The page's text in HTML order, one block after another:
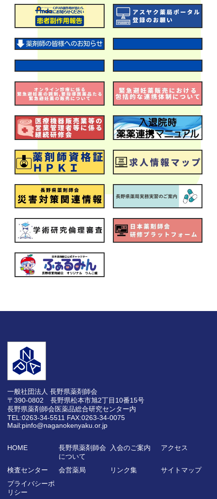
一般社団法人 長野県薬剤師会
〒390-0802 長野県松本市旭2丁目10番15号
長野県薬剤師会医薬品総合研究センター内
TEL:0263-34-5511 FAX:0263-34-0075
Mail:pinfo@naganokenyaku.or.jp
HOME
長野県薬剤師会
について
入会のご案内 アクセス
検査センター 会営薬局 リンク集
サイトマップ
プライバシーポ
リシー